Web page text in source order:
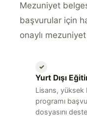
Mezuniyet
başvurular için
onaylı
✓
Yurt Dışı
Lisans, yüksek
programı
dosyasını